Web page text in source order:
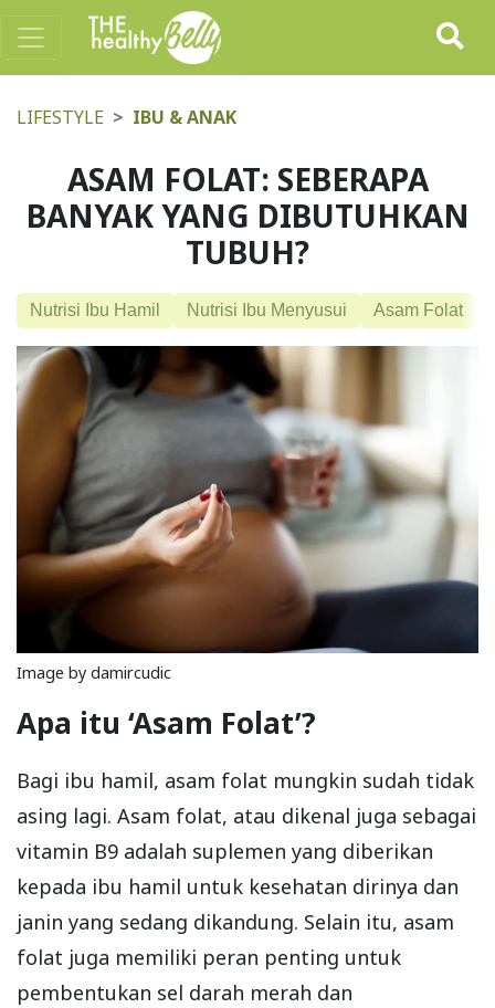
LIFESTYLE IBU & ANAK
ASAM FOLAT: SEBERAPA
BANYAK YANG DIBUTUHKAN
TUBUH?
Nutrisi Ibu Hamil Nutrisi Ibu Menyusui Asam Folat
Image by damircudic
Apa itu ‘Asam Folat’?
Bagi ibu hamil, asam folat mungkin sudah tidak
asing lagi. Asam folat, atau dikenal juga sebagai
vitamin B9 adalah suplemen yang diberikan
kepada ibu hamil untuk kesehatan dirinya dan
janin yang sedang dikandung. Selain itu, asam
folat juga memiliki peran penting untuk
pembentukan sel darah merah dan